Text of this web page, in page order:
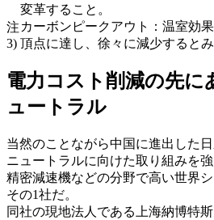
変革すること。
注
3)
カーボンピークアウト：温室効
頂点に達し、徐々に減少するとみ
電力コスト削減の先に
ュートラル
当然のことながら中国に進出した
ニュートラルに向けた取り組みを強
精密減速機などの分野で高い世界
その1社だ。
同社の現地法人である上海納博特